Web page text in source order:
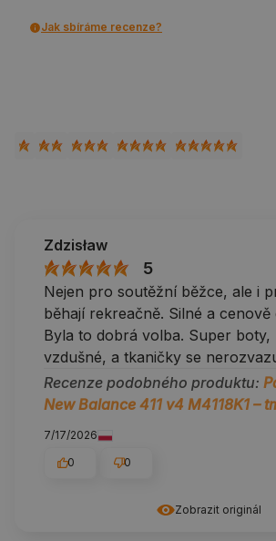
Jak sbíráme recenze?
Zobrazit originál
Zdzisław
5
Nejen pro soutěžní běžce, ale i
běhají rekreačně. Silné a cenově
Byla to dobrá volba. Super boty,
vzdušné, a tkaničky se
Recenze podobného produktu:
New Balance 411 v4 M4118K1 –
7/17/2026
0 0